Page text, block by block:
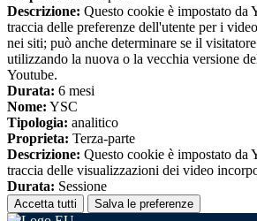
Descrizione: Questo cookie è impostato da
traccia delle preferenze dell'utente per i
nei siti; può anche determinare se il
utilizzando la nuova o la vecchia versione
Youtube.
Durata: 6 mesi
Nome: YSC
Tipologia: analitico
Proprieta: Terza-parte
Descrizione: Questo cookie è impostato da
traccia delle visualizzazioni dei video
Durata: Sessione
Accetta tutti Salva le preferenze